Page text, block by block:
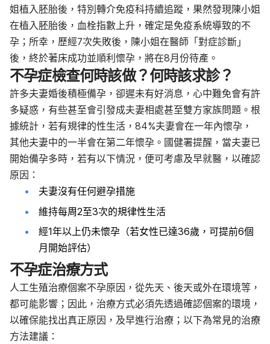
姐植入胚胎後，特別轉介免疫科持續追蹤，果然發現陳小姐
在植入胚胎後，血栓指數上升，確定是免疫系統導致的不
孕；所幸，歷經7次失敗後，陳小姐在醫師「對症診斷」
後，終於著床成功並順利懷孕，將在8月份待產。
不孕症檢查何時該做？何時該求診？
許多夫妻婚後積極備孕，卻遲未有好消息，心中難免會有許
多疑惑，有些甚至會引發成夫妻相處甚至雙方家族問題。根
據統計，若有規律的性生活，84%夫妻會在一年內懷孕，
其他夫妻中的一半會在第二年懷孕。國健署提醒，當夫妻已
開始備孕多時，若有以下情況，便可考慮及早就醫，以確認
原因：
夫妻沒有任何避孕措施
維持每周2至3次的規律性生活
經1年以上仍未懷孕（若女性已達36歲，可提前6個
月開始評估）
不孕症治療方式
人工生殖治療個案不孕原因，從先天、後天或外在環境等，
都可能影響；因此，治療方式必須先透過確認個案的環境，
以確保能找出真正原因，及早進行治療；以下為常見的治療
方法建議：